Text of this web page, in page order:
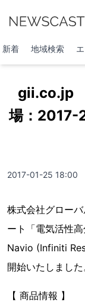
新着 地域検索
gii.co.jp
場：2017-
2017-01-25 18:00
株式会社グロー
ート「電気活性
Navio (Infiniti
開始いたしました
【 商品情報 】